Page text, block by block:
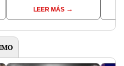
4-2 sobre Croacia
LEER MÁS